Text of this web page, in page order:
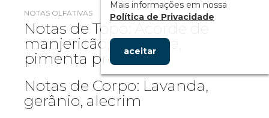
NOTAS OLFATIVAS
Notas de Topo: Acorde de
manjericão, bigarade,
pimenta preta
Notas de Corpo: Lavanda,
gerânio, alecrim
Mais informações em nossa
Política de Privacidade
aceitar